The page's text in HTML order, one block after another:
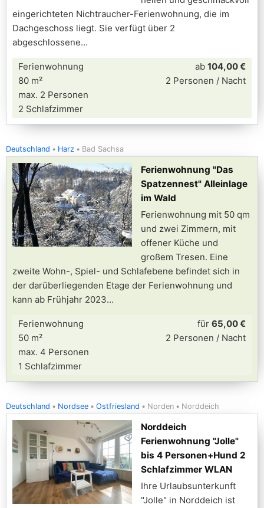
eingerichteten Nichtraucher-Ferienwohnung, die im
Dachgeschoss liegt. Sie verfügt über 2
abgeschlossene
Ferienwohnung
80 m²
max. 2 Personen
2 Schlafzimmer
ab 104,00 €
2 Personen / Nacht
Deutschland Harz Bad Sachsa
Ferienwohnung "Das
Spatzennest" Alleinlage
im Wald
Ferienwohnung mit 50 qm
und zwei Zimmern, mit
offener Küche und
großem Tresen. Eine
zweite Wohn-, Spiel- und Schlafebene befindet sich in
der darüberliegenden Etage der Ferienwohnung und
kann ab Frühjahr 2023
Ferienwohnung
50 m²
max. 4 Personen
1 Schlafzimmer
für 65,00 €
2 Personen / Nacht
Deutschland Nordsee Ostfriesland Norden Norddeich
Norddeich
Ferienwohnung "Jolle"
bis 4 Personen+Hund 2
Schlafzimmer WLAN
Ihre Urlaubsunterkunft
"Jolle" in Norddeich ist